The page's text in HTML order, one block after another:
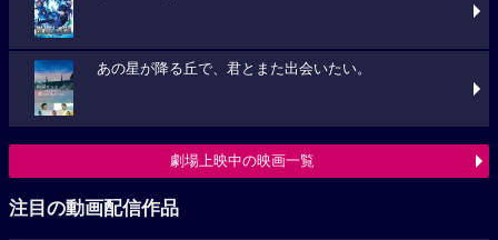
あの星が降る丘で、君とまた出会いたい。
劇場上映中の映画一覧
注目の動画配信作品